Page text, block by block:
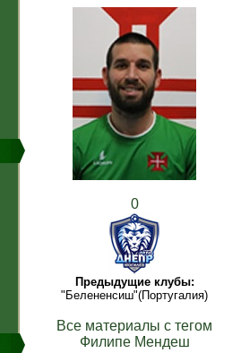
0
Предыдущие клубы:
"Белененсиш"(Португалия)
Все материалы с тегом
Филипе Мендеш